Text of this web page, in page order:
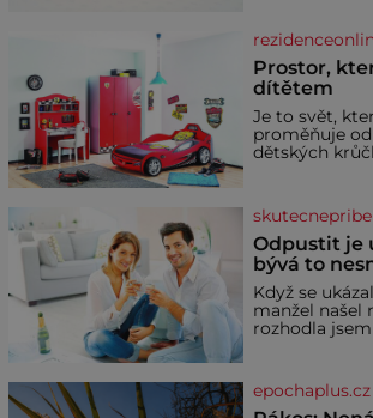
dohoda
cestujícím
destinací v
Africe a u
Prostor,
dítětem
Je to svět,
proměňuje
dětských
bezpečí,
soustředění i
reaguje na
života a
dítěte. Pro
klíčová
měkkost a
by pokoj
Odpustit je
bývá to
Když se
manžel našel
rozhodla
rodině. Možná
nejtěžších
epochaplus.cz